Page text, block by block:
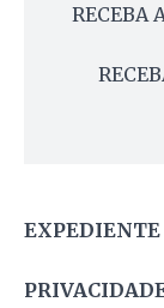
RECEBA
EXPEDIENTE